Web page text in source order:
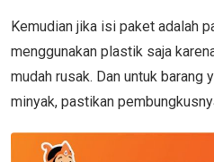
Kemudian jika isi paket adalah
menggunakan plastik saja
mudah rusak. Dan untuk barang
minyak, pastikan